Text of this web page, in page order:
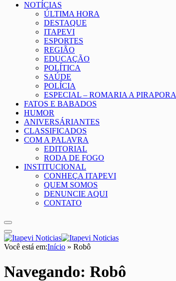
NOTÍCIAS
ÚLTIMA HORA
DESTAQUE
ITAPEVI
ESPORTES
REGIÃO
EDUCAÇÃO
POLÍTICA
SAÚDE
POLÍCIA
ESPECIAL – ROMARIA A PIRAPORA
FATOS E BABADOS
HUMOR
ANIVERSÁRIANTES
CLASSIFICADOS
COM A PALAVRA
EDITORIAL
RODA DE FOGO
INSTITUCIONAL
CONHEÇA ITAPEVI
QUEM SOMOS
DENUNCIE AQUI
CONTATO
Você está em:Início » Robô
Navegando: Robô